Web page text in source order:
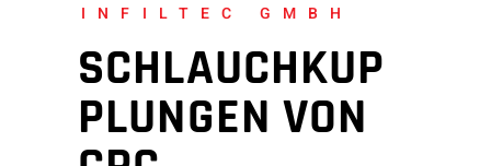
INFILTEC GMBH
SCHLAUCHKUP
PLUNGEN VON